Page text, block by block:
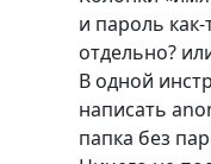
и пароль
отдельно?
В одной
написать
папка без